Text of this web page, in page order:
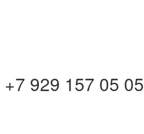
+7 929 157 05 05